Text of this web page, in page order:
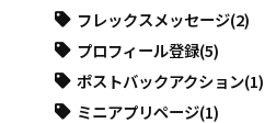
フレックスメッセージ(2)
プロフィール登録(5)
ポストバックアクション(1)
ミニアプリページ(1)